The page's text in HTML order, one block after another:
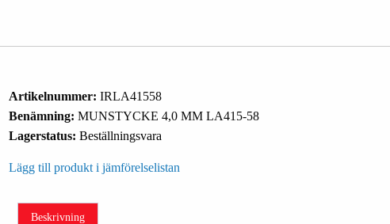
Artikelnummer: IRLA41558
Benämning: MUNSTYCKE 4,0 MM LA415-58
Lagerstatus: Beställningsvara
Lägg till produkt i jämförelselistan
Beskrivning